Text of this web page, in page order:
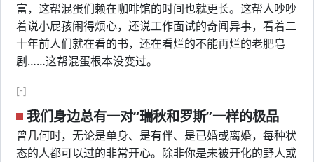
富，这帮混蛋们赖在咖啡馆的时间也就更长。这帮人吵吵
着说小屁孩闹得烦心，还说工作面试的奇闻异事，看着二
十年前人们就在看的书，还在看烂的不能再烂的老肥皂
剧……这帮混蛋根本没变过。
[-]
我们身边总有一对“瑞秋和罗斯”一样的极品
曾几何时，无论是单身、是有伴、是已婚或离婚，每种状
态的人都可以过的非常开心。除非你是未被开化的野人或